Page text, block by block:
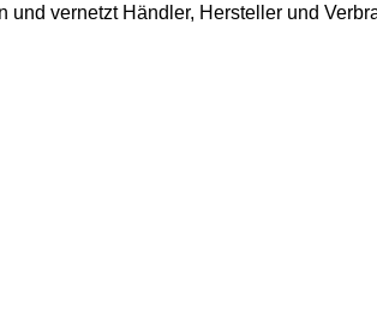
vernetzt Händler, Hersteller und